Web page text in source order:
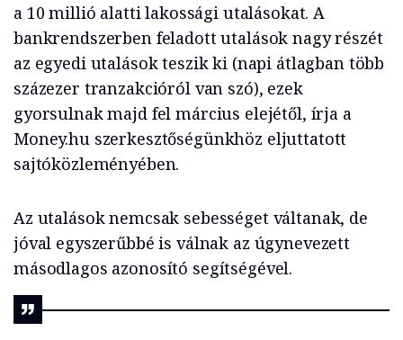
a 10 millió alatti lakossági utalásokat. A
bankrendszerben feladott utalások nagy részét
az egyedi utalások teszik ki (napi átlagban több
százezer tranzakcióról van szó), ezek
gyorsulnak majd fel március elejétől, írja a
Money.hu szerkesztőségünkhöz eljuttatott
sajtóközleményében.
Az utalások nemcsak sebességet váltanak, de
jóval egyszerűbbé is válnak az úgynevezett
másodlagos azonosító segítségével.